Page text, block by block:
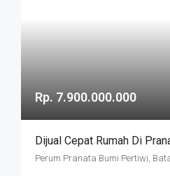
Rp. 7.900.000.000
Dijual Cepat Rumah Di
Perum Pranata Bumi Pertiwi,